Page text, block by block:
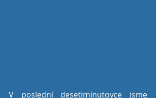
V poslední desetiminutovce jsme